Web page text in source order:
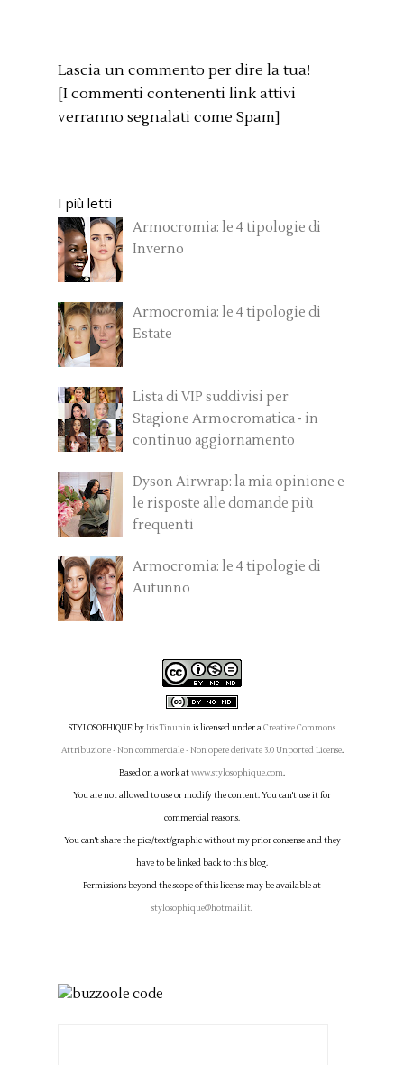
Lascia un commento per dire la tua!
[I commenti contenenti link attivi
verranno segnalati come Spam]
I più letti
Armocromia: le 4 tipologie di
Inverno
Armocromia: le 4 tipologie di
Estate
Lista di VIP suddivisi per
Stagione Armocromatica - in
continuo aggiornamento
Dyson Airwrap: la mia opinione e
le risposte alle domande più
frequenti
Armocromia: le 4 tipologie di
Autunno
STYLOSOPHIQUEbyIris Tinuninis licensed under aCreative Commons
Attribuzione - Non commerciale - Non opere derivate 3.0 Unported License.
Based on a work atwww.stylosophique.com.
You are not allowed to use or modify the content. You can't use it for
commercial reasons.
You can't share the pics/text/graphic without my prior consense and they
have to be linked back to this blog.
Permissions beyond the scope of this license may be available at
stylosophique@hotmail.it.